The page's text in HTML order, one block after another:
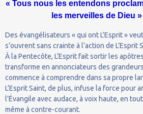
« Tous nous les entendons
les merveilles de Dieu
Des évangélisateurs « qui ont L’Esprit »
s’ouvrent sans crainte à l’action de L’Esprit
À la Pentecôte, L’Esprit fait sortir les
transforme en annonciateurs des
commence à comprendre dans sa propre
L’Esprit Saint, de plus, infuse la force pour
l’Évangile avec audace, à voix haute, en
même à contre-courant.